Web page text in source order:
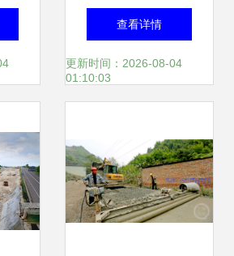
与 绿色建设新选择下
的工程管理模式探
查看详情
更新时间：2026-08-04
01:10:03